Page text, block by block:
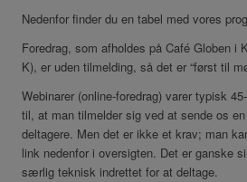
Nedenfor finder du en tabel med vores
Foredrag, som afholdes på Café Globen i
K), er uden tilmelding, så det er “først til
Webinarer (online-foredrag) varer typisk
til, at man tilmelder sig ved at sende os
deltagere. Men det er ikke et krav; man
link nedenfor i oversigten. Det er ganske
særlig teknisk indrettet for at deltage.